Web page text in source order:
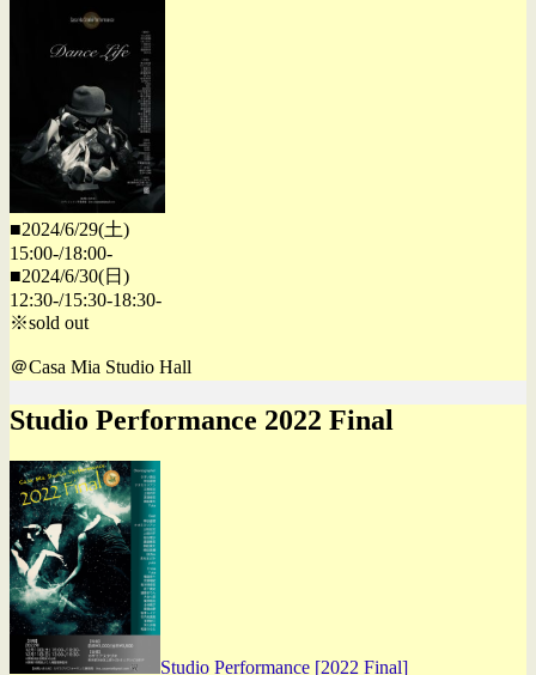
■2024/6/29(土)
15:00-/18:00-
■2024/6/30(日)
12:30-/15:30-18:30-
※sold out
＠Casa Mia Studio Hall
Studio Performance 2022 Final
Studio Performance [2022 Final]